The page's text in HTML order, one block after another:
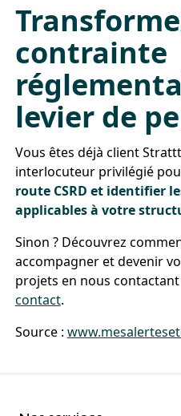
contrainte
levier de
Vous êtes déjà client
interlocuteur privilégié
route CSRD et identifier
applicables à votre
Sinon ? Découvrez
accompagner et devenir
projets en nous
contact.
Source :